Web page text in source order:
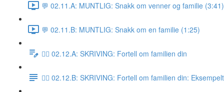
💬 02.11.A: MUNTLIG: Snakk om venner og familie (3:41)
💬 02.11.B: MUNTLIG: Snakk om en familie (1:25)
✍🏼 02.12.A: SKRIVING: Fortell om familien din
✍🏼 02.12.B: SKRIVING: Fortell om familien din: